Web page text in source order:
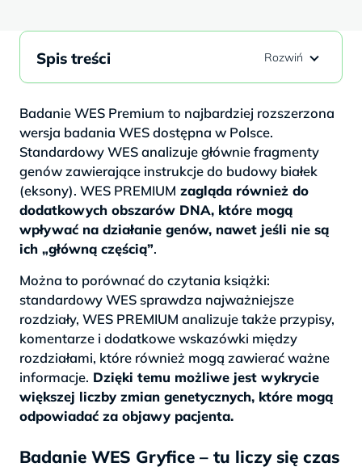
Badanie WES Premium to najbardziej rozszerzona
wersja badania WES dostępna w Polsce.
Standardowy WES analizuje głównie fragmenty
genów zawierające instrukcje do budowy białek
(eksony). WES PREMIUM zagląda również do
dodatkowych obszarów DNA, które mogą
wpływać na działanie genów, nawet jeśli nie są
ich „główną częścią”.
Można to porównać do czytania książki:
standardowy WES sprawdza najważniejsze
rozdziały, WES PREMIUM analizuje także przypisy,
komentarze i dodatkowe wskazówki między
rozdziałami, które również mogą zawierać ważne
informacje. Dzięki temu możliwe jest wykrycie
większej liczby zmian genetycznych, które mogą
odpowiadać za objawy pacjenta.
Badanie WES Gryfice – tu liczy się czas
Spis treści